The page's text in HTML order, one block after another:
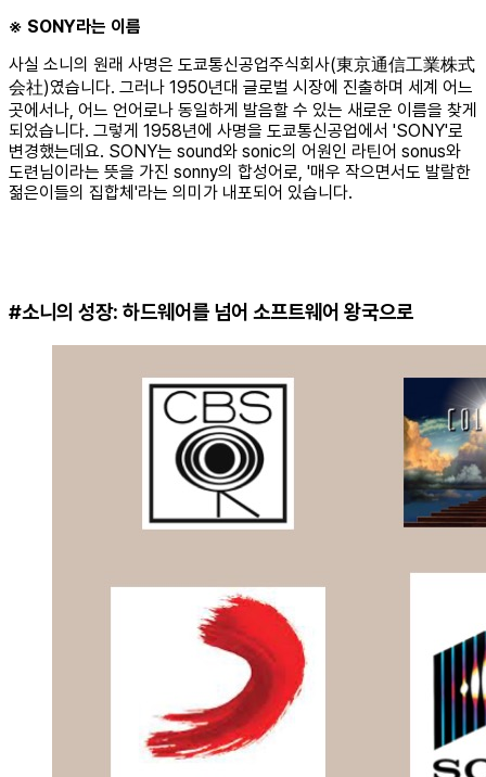
※ SONY라는 이름
사실 소니의 원래 사명은 도쿄통신공업주식회사(東京通信工業株式
会社)였습니다. 그러나 1950년대 글로벌 시장에 진출하며 세계 어느
곳에서나, 어느 언어로나 동일하게 발음할 수 있는 새로운 이름을 찾게
되었습니다. 그렇게 1958년에 사명을 도쿄통신공업에서 'SONY'로
변경했는데요. SONY는 sound와 sonic의 어원인 라틴어 sonus와
도련님이라는 뜻을 가진 sonny의 합성어로, '매우 작으면서도 발랄한
젊은이들의 집합체'라는 의미가 내포되어 있습니다.
#소니의 성장: 하드웨어를 넘어 소프트웨어 왕국으로